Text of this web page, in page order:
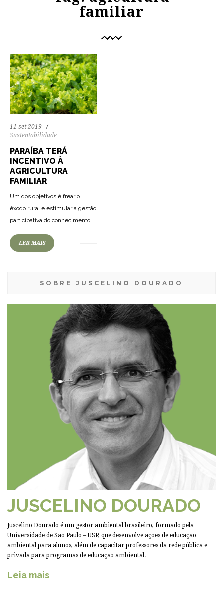
familiar
11 set 2019
Sustentabilidade
PARAÍBA TERÁ
INCENTIVO À
AGRICULTURA
FAMILIAR
Um dos objetivos é frear o
êxodo rural e estimular a gestão
participativa do conhecimento.
LER MAIS
SOBRE JUSCELINO DOURADO
JUSCELINO DOURADO
Juscelino Dourado é um gestor ambiental brasileiro, formado pela
Universidade de São Paulo – USP, que desenvolve ações de educação
ambiental para alunos, além de capacitar professores da rede pública e
privada para programas de educação ambiental.
Leia mais